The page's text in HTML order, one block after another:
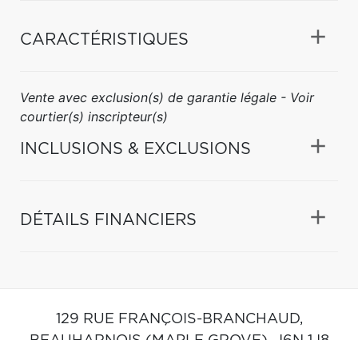
CARACTÉRISTIQUES
Vente avec exclusion(s) de garantie légale - Voir
courtier(s) inscripteur(s)
INCLUSIONS & EXCLUSIONS
DÉTAILS FINANCIERS
129 RUE FRANÇOIS-BRANCHAUD,